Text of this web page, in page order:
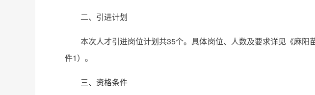
二、引进计划
本次人才引进岗位计划共35个。具体岗位、人数及要求详见《麻
件1）。
三、资格条件